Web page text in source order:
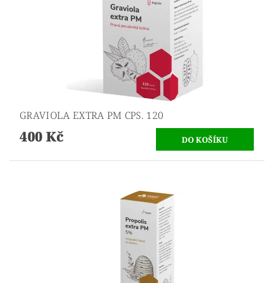
GRAVIOLA EXTRA PM CPS. 120
400 Kč